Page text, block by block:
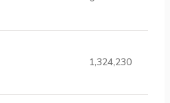
1,324,230